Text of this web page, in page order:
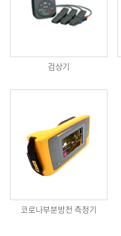
검상기
코로나부분방전 측정기